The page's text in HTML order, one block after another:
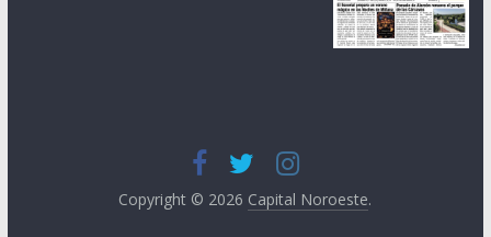
Copyright © 2026 Capital Noroeste.